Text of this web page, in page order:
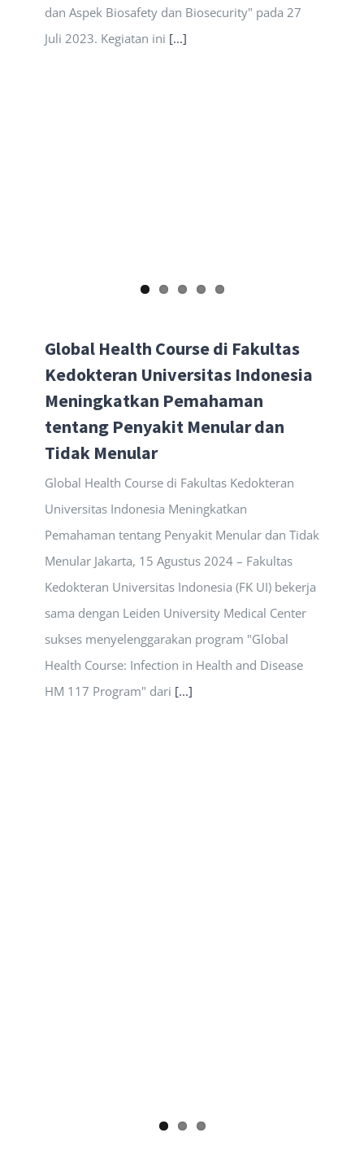
dan Aspek Biosafety dan Biosecurity" pada 27
Juli 2023. Kegiatan ini [...]
Global Health Course di Fakultas
Kedokteran Universitas Indonesia
Meningkatkan Pemahaman
tentang Penyakit Menular dan
Tidak Menular
Global Health Course di Fakultas Kedokteran
Universitas Indonesia Meningkatkan
Pemahaman tentang Penyakit Menular dan Tidak
Menular Jakarta, 15 Agustus 2024 – Fakultas
Kedokteran Universitas Indonesia (FK UI) bekerja
sama dengan Leiden University Medical Center
sukses menyelenggarakan program "Global
Health Course: Infection in Health and Disease
HM 117 Program" dari [...]